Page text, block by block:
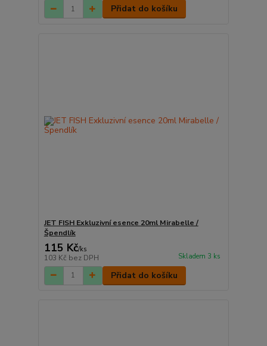
Přidat do košíku
JET FISH Exkluzivní esence 20ml Mirabelle /
Špendlík
115 Kč/ks
103 Kč bez DPH Skladem 3 ks
Přidat do košíku